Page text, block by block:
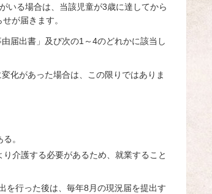
いる場合は、当該児童が3歳に達してから
が届きます。
届出書」及び次の1～4のどれかに該当し
化があった場合は、この限りではありま
。
介護する必要があるため、就業すること
を行った後は、毎年8月の現況届を提出す